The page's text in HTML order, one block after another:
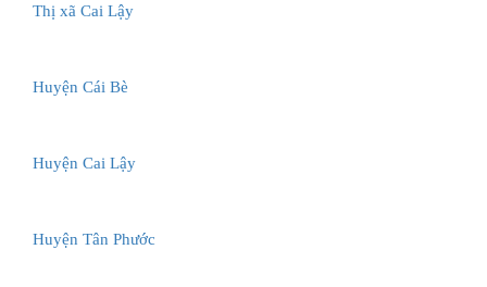
Thị xã Cai Lậy
Huyện Cái Bè
Huyện Cai Lậy
Huyện Tân Phước